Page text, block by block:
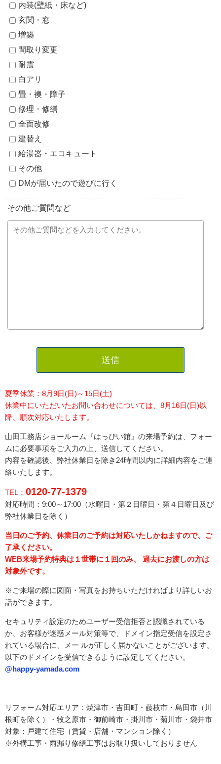
内装(壁紙・床など)
玄関・窓
増築
間取り変更
耐震
白アリ
畳・襖・障子
修理・修繕
全面改修
建替え
給湯器・エコキュート
その他
DMが届いたので遊びに行く
その他ご質問など
送信
夏季休業：8月9日(日)～15日(土)
休業中にいただいたお問い合わせについては、8月16日(日)以
降、順次対応いたします。
山田工務店ショールーム『はっぴい館』の来場予約は、フォー
ムに必要事項をご入力の上、送信してください。
内容を確認後、弊社休業日を除き24時間以内に詳細内容をご連
絡いたします。
TEL： 0120-77-1379
対応時間：9:00～17:00（水曜日・ 第２日曜日・第４日曜日 及び
弊社休業日を除く）
当日のご予約、休業日のご予約は対応いたしかねますので、ご
了承ください。
WEB来場予約特典は１世帯に１回のみ、 過去にお渡しの方は
対象外です。
※ご来場の際に図面・写真をお持ちいただければより詳しいお
話ができます。
セキュリティ設定のためユーザー受信拒否と認識されている
か、お客様が迷惑メール対策等で、ドメイン指定受信を設定さ
れている場合に、メー ルが正しく届かないことがございます。
以下のドメインを受信できるように設定してください。
@happy-yamada.com
リフォーム対応エリア：焼津市・吉田町・藤枝市・島田市（川
根町を除く）・牧之原市・御前崎市・掛川市・菊川市・袋井市
対象：戸建て住宅（賃貸・店舗・マンション除く）
※外構工事・雨漏り修繕工事はお取り扱いしておりません